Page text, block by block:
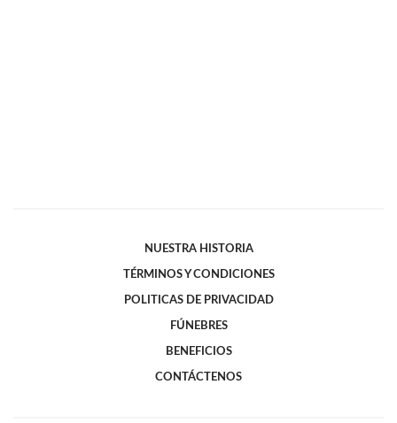
NUESTRA HISTORIA
TÉRMINOS Y CONDICIONES
POLITICAS DE PRIVACIDAD
FÚNEBRES
BENEFICIOS
CONTÁCTENOS